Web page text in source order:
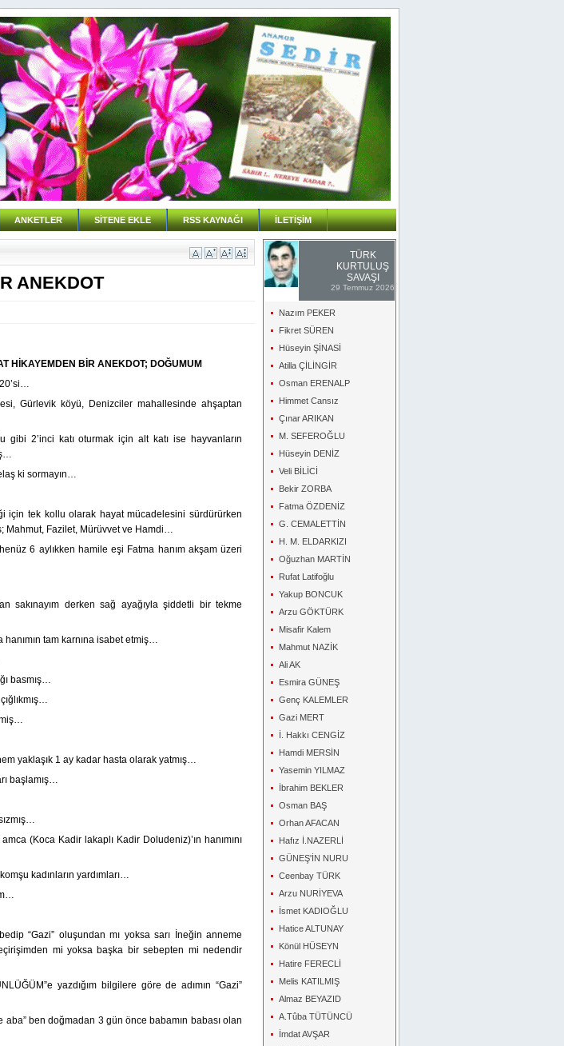
ANKETLER SİTENE EKLE RSS KAYNAĞI İLETİŞİM
ANEKDOT
HİKAYEMDEN BİR ANEKDOT; DOĞUMUM
Gürlevik köyü, Denizciler mahallesinde ahşaptan
gibi 2’inci katı oturmak için alt katı ise hayvanların
ki sormayın…
için tek kollu olarak hayat mücadelesini sürdürürken
Mahmut, Fazilet, Mürüvvet ve Hamdi…
6 aylıkken hamile eşi Fatma hanım akşam üzeri
sakınayım derken sağ ayağıyla şiddetli bir tekme
tam karnına isabet etmiş…
basmış…
yaklaşık 1 ay kadar hasta olarak yatmış…
başlamış…
(Koca Kadir lakaplı Kadir Doludeniz)’ın hanımını
kadınların yardımları…
“Gazi” oluşundan mı yoksa sarı İneğin anneme
mi yoksa başka bir sebepten mi nedendir
yazdığım bilgilere göre de adımın “Gazi”
aba” ben doğmadan 3 gün önce babamın babası olan
TÜRK
KURTULUŞ
SAVAŞI
29 Temmuz 2026
Nazım PEKER
Fikret SÜREN
Hüseyin ŞİNASİ
Atilla ÇİLİNGİR
Osman ERENALP
Himmet Cansız
Çınar ARIKAN
M. SEFEROĞLU
Hüseyin DENİZ
Veli BİLİCİ
Bekir ZORBA
Fatma ÖZDENİZ
G. CEMALETTİN
H. M. ELDARKIZI
Oğuzhan MARTİN
Rufat Latifoğlu
Yakup BONCUK
Arzu GÖKTÜRK
Misafir Kalem
Mahmut NAZİK
Ali AK
Esmira GÜNEŞ
Genç KALEMLER
Gazi MERT
İ. Hakkı CENGİZ
Hamdi MERSİN
Yasemin YILMAZ
İbrahim BEKLER
Osman BAŞ
Orhan AFACAN
Hafız İ.NAZERLİ
GÜNEŞ'İN NURU
Ceenbay TÜRK
Arzu NURİYEVA
İsmet KADIOĞLU
Hatice ALTUNAY
Könül HÜSEYN
Hatire FERECLİ
Melis KATILMIŞ
Almaz BEYAZID
A.Tûba TÜTÜNCÜ
İmdat AVŞAR